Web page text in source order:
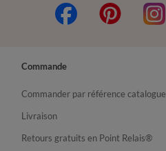
Commande
Commander par référence catalogue
Livraison
Retours gratuits en Point Relais®